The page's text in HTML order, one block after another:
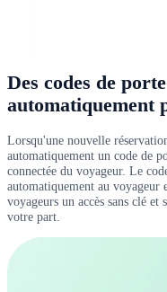
Des codes de
automatiquement
Lorsqu'une nouvelle
automatiquement un code de
connectée du voyageur. Le
automatiquement au
voyageurs un accès sans clé
votre part.